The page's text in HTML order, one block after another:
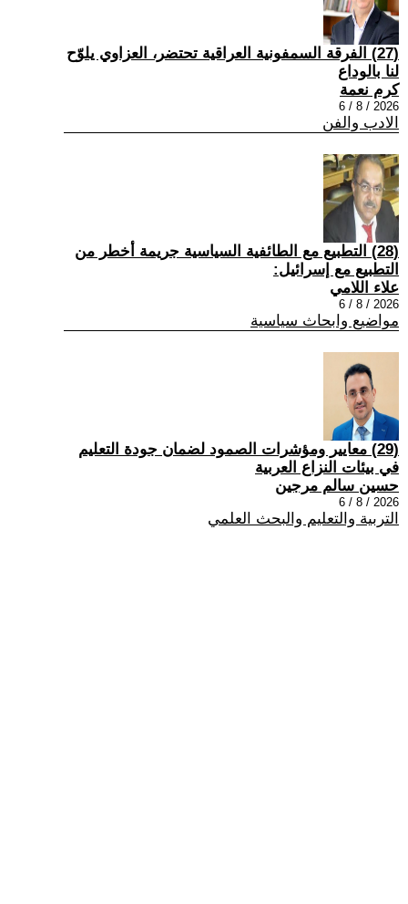
(27) الفرقة السمفونية العراقية تحتضر، العزاوي يلوّح
لنا بالوداع
كرم نعمة
2026 / 8 / 6
الادب والفن
(28) التطبيع مع الطائفية السياسية جريمة أخطر من
التطبيع مع إسرائيل:
علاء اللامي
2026 / 8 / 6
مواضيع وابحاث سياسية
(29) معايير ومؤشرات الصمود لضمان جودة التعليم
في بيئات النزاع العربية
حسين سالم مرجين
2026 / 8 / 6
التربية والتعليم والبحث العلمي